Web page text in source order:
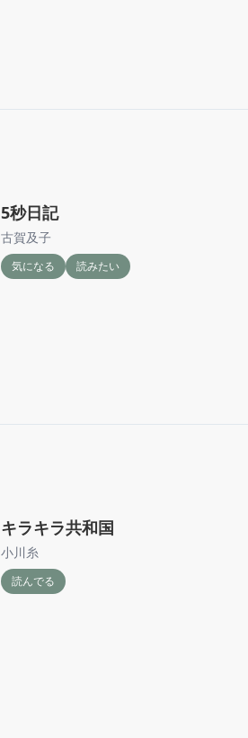
5秒日記
古賀及子
気になる 読みたい
キラキラ共和国
小川糸
読んでる